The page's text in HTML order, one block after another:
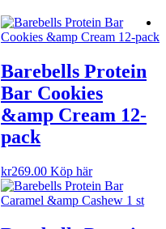
Barebells Protein
Bar Cookies
&amp Cream 12-
pack
kr269.00 Köp här